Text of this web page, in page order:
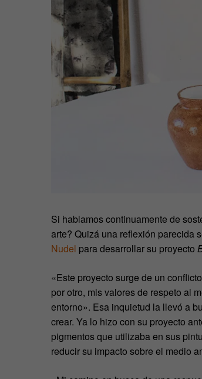
Si hablamos continuamente de
arte? Quizá una reflexión parecida
Nudel para desarrollar su proyecto
«Este proyecto surge de un
por otro, mis valores de respeto al
entorno». Esa inquietud la llevó a
crear. Ya lo hizo con su proyecto
pigmentos que utilizaba en sus
reducir su impacto sobre el medio